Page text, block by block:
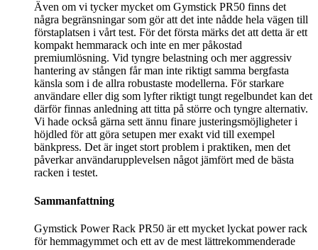
Även om vi tycker mycket om Gymstick PR50 finns det
några begränsningar som gör att det inte nådde hela vägen till
förstaplatsen i vårt test. För det första märks det att detta är ett
kompakt hemmarack och inte en mer påkostad
premiumlösning. Vid tyngre belastning och mer aggressiv
hantering av stången får man inte riktigt samma bergfasta
känsla som i de allra robustaste modellerna. För starkare
användare eller dig som lyfter riktigt tungt regelbundet kan det
därför finnas anledning att titta på större och tyngre alternativ.
Vi hade också gärna sett ännu finare justeringsmöjligheter i
höjdled för att göra setupen mer exakt vid till exempel
bänkpress. Det är inget stort problem i praktiken, men det
påverkar användarupplevelsen något jämfört med de bästa
racken i testet.
Sammanfattning
Gymstick Power Rack PR50 är ett mycket lyckat power rack
för hemmagymmet och ett av de mest lättrekommenderade